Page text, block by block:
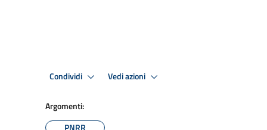
Condividi Vedi azioni
Argomenti:
PNRR